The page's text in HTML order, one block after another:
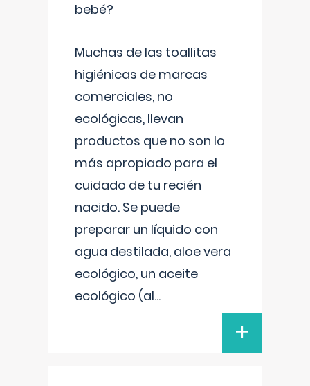
bebé?
Muchas de las toallitas
higiénicas de marcas
comerciales, no
ecológicas, llevan
productos que no son lo
más apropiado para el
cuidado de tu recién
nacido. Se puede
preparar un líquido con
agua destilada, aloe vera
ecológico, un aceite
ecológico (al...
+